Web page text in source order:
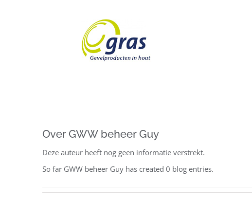
Over GWW beheer Guy
Deze auteur heeft nog geen informatie verstrekt.
So far GWW beheer Guy has created 0 blog entries.